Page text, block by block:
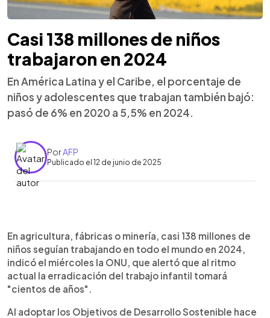
Casi 138 millones de niños
trabajaron en 2024
En América Latina y el Caribe, el porcentaje de
niños y adolescentes que trabajan también bajó:
pasó de 6% en 2020 a 5,5% en 2024.
PorAFP
Publicado el 12 de junio de 2025
► Escuchar artículo
En agricultura, fábricas o minería, casi 138 millones de
niños seguían trabajando en todo el mundo en 2024,
indicó el miércoles la ONU, que alertó que al ritmo
actual la erradicación del trabajo infantil tomará
"cientos de años".
Al adoptar los Objetivos de Desarrollo Sostenible hace